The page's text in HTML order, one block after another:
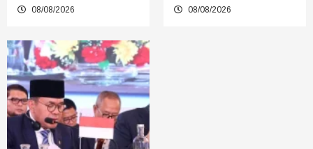
08/08/2026 08/08/2026